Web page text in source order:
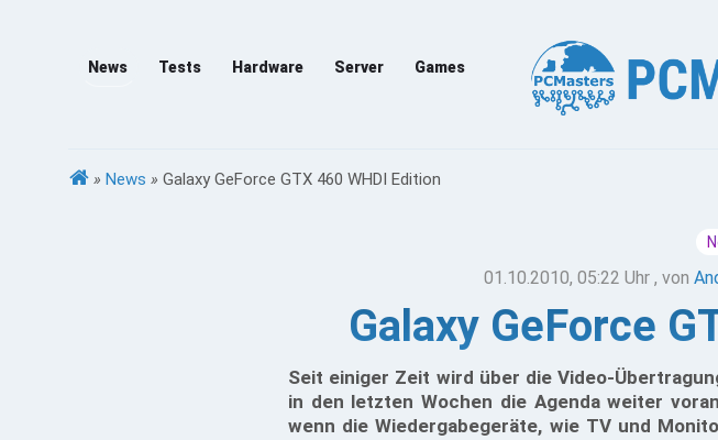
News Tests Hardware Server Games
» News » Galaxy GeForce GTX 460 WHDI Edition
01.10.2010, 05:22 Uhr , von
Galaxy GeForce
Seit einiger Zeit wird über die Video-
in den letzten Wochen die Agenda weiter
wenn die Wiedergabegeräte, wie TV und